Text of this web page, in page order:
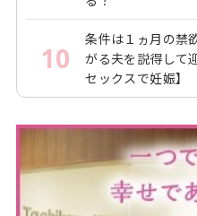
10
条件は１ヵ月の禁
がる夫を説得して
セックスで妊娠】